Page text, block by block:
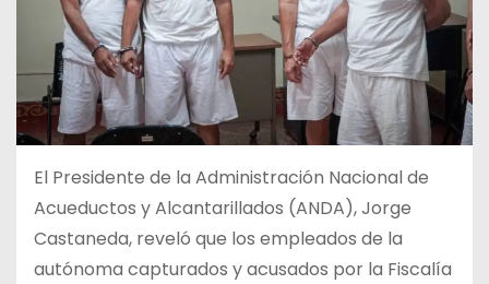
El Presidente de la Administración Nacional de
Acueductos y Alcantarillados (ANDA), Jorge
Castaneda, reveló que los empleados de la
autónoma capturados y acusados por la Fiscalía